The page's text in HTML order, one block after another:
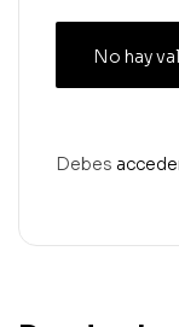
No hay
Debes